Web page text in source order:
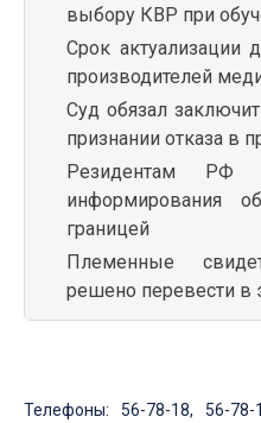
выбору КВР при
Срок актуализации
производителей
Суд обязал
признании отказа в
Резидентам РФ
информирования
границей
Племенные
решено перевести в
Телефоны: 56-78-18, 56-78-